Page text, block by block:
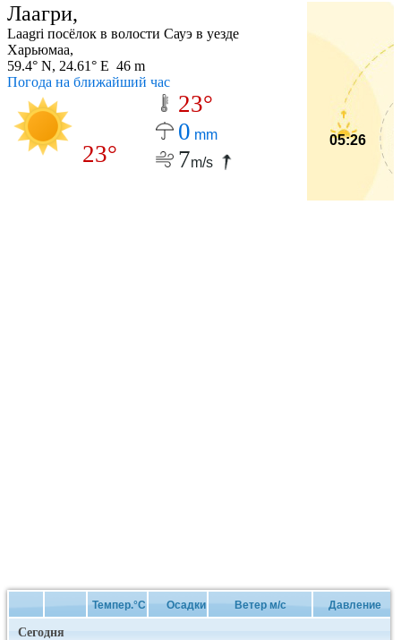
Лаагри,
Laagri посёлок в волости Сауэ в уезде
Харьюмаа,
59.4° N, 24.61° E 46 m
Погода на ближайший час
23°
23°
0 mm
7m/s
05:26
Темпер.°C Осадки Ветер м/с Давление
Сегодня